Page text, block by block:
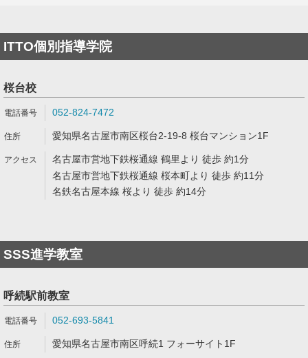
ITTO個別指導学院
桜台校
052-824-7472
愛知県名古屋市南区桜台2-19-8 桜台マンション1F
名古屋市営地下鉄桜通線 鶴里より 徒歩 約1分
名古屋市営地下鉄桜通線 桜本町より 徒歩 約11分
名鉄名古屋本線 桜より 徒歩 約14分
SSS進学教室
呼続駅前教室
052-693-5841
愛知県名古屋市南区呼続1 フォーサイト1F